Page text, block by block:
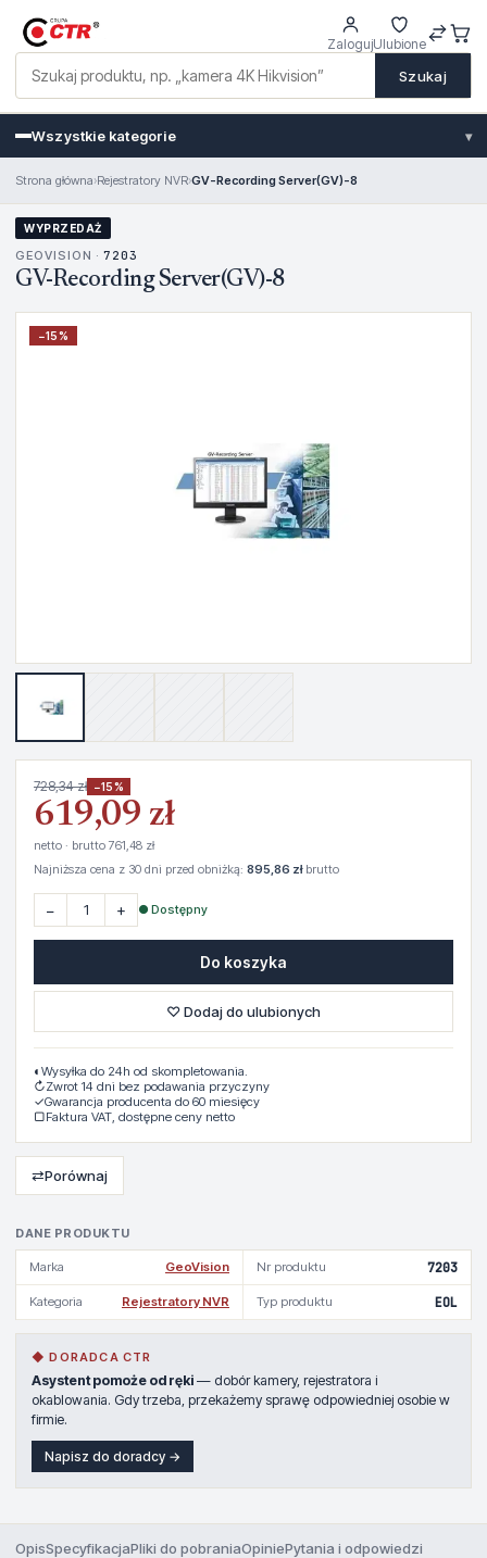
Szukaj
ZalogujUlubione
Wszystkie kategorie ▾
Strona główna›Rejestratory NVR›GV-Recording Server(GV)-8
WYPRZEDAŻ
GEOVISION · 7203
GV-Recording Server(GV)-8
−15%
DANE PRODUKTU
Marka GeoVision Nr produktu 7203
Kategoria Rejestratory NVR Typ produktu EOL
◆ DORADCA CTR
Asystent pomoże od ręki — dobór kamery, rejestratora i
okablowania. Gdy trzeba, przekażemy sprawę odpowiedniej osobie w
firmie.
Napisz do doradcy →
728,34 zł −15%
619,09 zł
netto · brutto 761,48 zł
Najniższa cena z 30 dni przed obniżką: 895,86 złbrutto
− + ● Dostępny
Do koszyka
♡ Dodaj do ulubionych
◐ Wysyłka do 24h od skompletowania.
↻Zwrot 14 dni bez podawania przyczyny
✓Gwarancja producenta do 60 miesięcy
▢Faktura VAT, dostępne ceny netto
⇄Porównaj
OpisSpecyfikacjaPliki do pobraniaOpiniePytania i odpowiedzi